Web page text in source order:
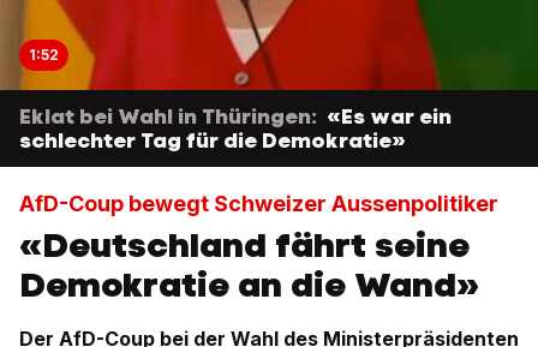
1:52
Eklat bei Wahl in Thüringen: «Es war ein
schlechter Tag für die Demokratie»
AfD-Coup bewegt Schweizer Aussenpolitiker
«Deutschland fährt seine
Demokratie an die Wand»
Der AfD-Coup bei der Wahl des Ministerpräsidenten